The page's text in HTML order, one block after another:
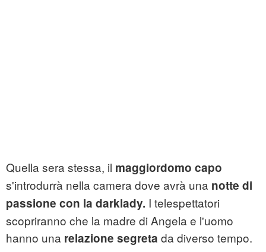
Quella sera stessa, il maggiordomo capo
s'introdurrà nella camera dove avrà una notte di
passione con la darklady. I telespettatori
scopriranno che la madre di Angela e l'uomo
hanno una relazione segreta da diverso tempo.